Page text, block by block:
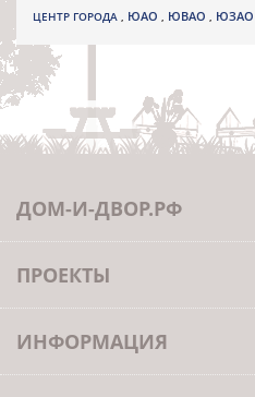
ЦЕНТР ГОРОДА , ЮАО , ЮВАО , ЮЗАО
ДОМ-И-ДВОР.РФ
ПРОЕКТЫ
ИНФОРМАЦИЯ